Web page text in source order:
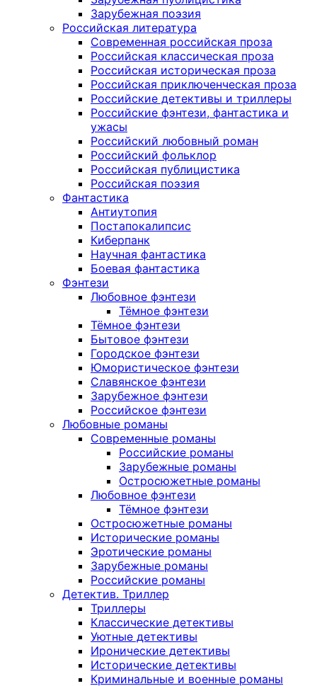
Зарубежная поэзия
Российская литература
Современная российская проза
Российская классическая проза
Российская историческая проза
Российская приключенческая проза
Российские детективы и триллеры
Российские фэнтези, фантастика и
ужасы
Российский любовный роман
Российский фольклор
Российская публицистика
Российская поэзия
Фантастика
Антиутопия
Постапокалипсис
Киберпанк
Научная фантастика
Боевая фантастика
Фэнтези
Любовное фэнтези
Тёмное фэнтези
Тёмное фэнтези
Бытовое фэнтези
Городское фэнтези
Юмористическое фэнтези
Славянское фэнтези
Зарубежное фэнтези
Российское фэнтези
Любовные романы
Современные романы
Российские романы
Зарубежные романы
Остросюжетные романы
Любовное фэнтези
Тёмное фэнтези
Остросюжетные романы
Исторические романы
Эротические романы
Зарубежные романы
Российские романы
Детектив. Триллер
Триллеры
Классические детективы
Уютные детективы
Иронические детективы
Исторические детективы
Криминальные и военные романы